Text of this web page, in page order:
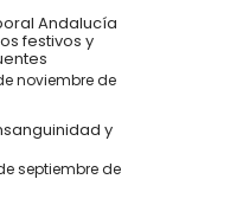
Andalucía
festivos y
noviembre de
y
septiembre de